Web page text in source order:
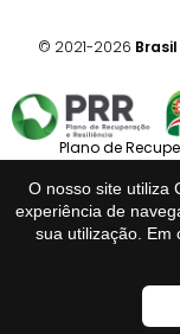
O nosso site utiliza
experiência de
sua utilização. Em
© 2021-2026
Plano de